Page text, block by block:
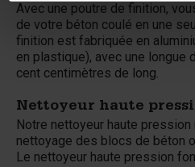
Avec une poutre de finition,
de votre béton coulé en une
finition est fabriquée en
en plastique), avec une longue
cent centimètres de long.
Nettoyeur haute
Notre nettoyeur haute
nettoyage des blocs de béton
Le nettoyeur haute pression